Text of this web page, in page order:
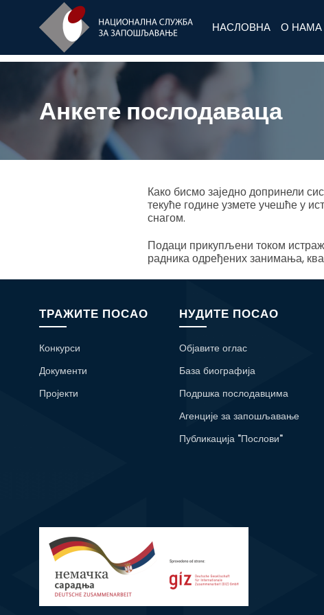
НАСЛОВНА О НАМА
Анкете послодаваца
Како бисмо заједно допринели
текуће године узмете учешће у
снагом.
Подаци прикупљени током
радника одређених занимања,
ТРАЖИТЕ ПОСАО
Конкурси
Документи
Пројекти
НУДИТЕ ПОСАО
Објавите оглас
База биографија
Подршка послодавцима
Агенције за запошљавање
Публикација "Послови"